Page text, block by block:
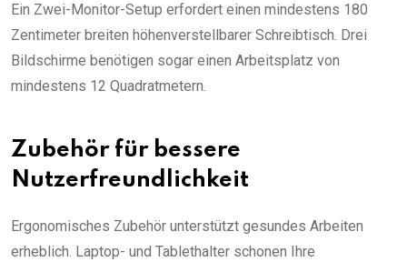
Ein Zwei-Monitor-Setup erfordert einen mindestens 180
Zentimeter breiten höhenverstellbarer Schreibtisch. Drei
Bildschirme benötigen sogar einen Arbeitsplatz von
mindestens 12 Quadratmetern.
Zubehör für bessere
Nutzerfreundlichkeit
Ergonomisches Zubehör unterstützt gesundes Arbeiten
erheblich. Laptop- und Tablethalter schonen Ihre